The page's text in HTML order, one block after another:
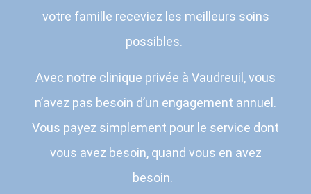
votre famille receviez les meilleurs soins
possibles.
Avec notre clinique privée à Vaudreuil, vous
n’avez pas besoin d’un engagement annuel.
Vous payez simplement pour le service dont
vous avez besoin, quand vous en avez
besoin.